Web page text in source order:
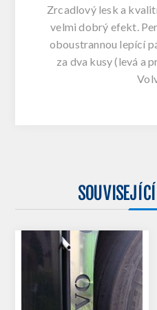
Zrcadlový lesk a
velmi dobrý efekt.
oboustrannou lepící
za dva kusy (levá a